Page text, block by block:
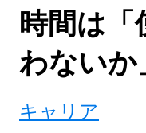
時間は「
わないか
キャリア